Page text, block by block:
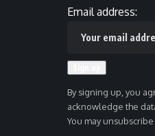
Email address:
By signing up, you
acknowledge the
You may